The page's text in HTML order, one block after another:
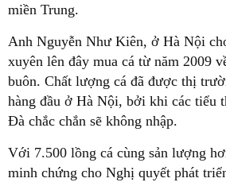
miền Trung.
Anh Nguyễn Như Kiên, ở Hà Nội
xuyên lên đây mua cá từ năm 2009
buôn. Chất lượng cá đã được thị
hàng đầu ở Hà Nội, bởi khi các tiểu
Đà chắc chắn sẽ không nhập.
Với 7.500 lồng cá cùng sản lượng
minh chứng cho Nghị quyết phát